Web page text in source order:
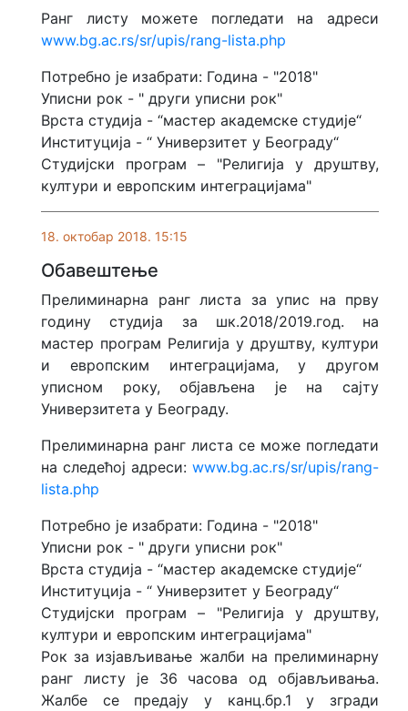
Ранг листу можете погледати на адреси
www.bg.ac.rs/sr/upis/rang-lista.php
Потребно је изабрати: Година - "2018"
Уписни рок - " други уписни рок"
Врста студија - “мастер академске студије“
Институција - “ Универзитет у Београду“
Студијски програм – "Религија у друштву,
култури и европским интеграцијама"
18. октобар 2018. 15:15
Обавештење
Прелиминарна ранг листа за упис на прву
годину студија за шк.2018/2019.год. на
мастер програм Религија у друштву, култури
и европским интеграцијама, у другом
уписном року, објављена је на сајту
Универзитета у Београду.
Прелиминарна ранг листа се може погледати
на следећој адреси: www.bg.ac.rs/sr/upis/rang-
lista.php
Потребно је изабрати: Година - "2018"
Уписни рок - " други уписни рок"
Врста студија - “мастер академске студије“
Институција - “ Универзитет у Београду“
Студијски програм – "Религија у друштву,
култури и европским интеграцијама"
Рок за изјављивање жалби на прелиминарну
ранг листу је 36 часова од објављивања.
Жалбе се предају у канц.бр.1 у згради